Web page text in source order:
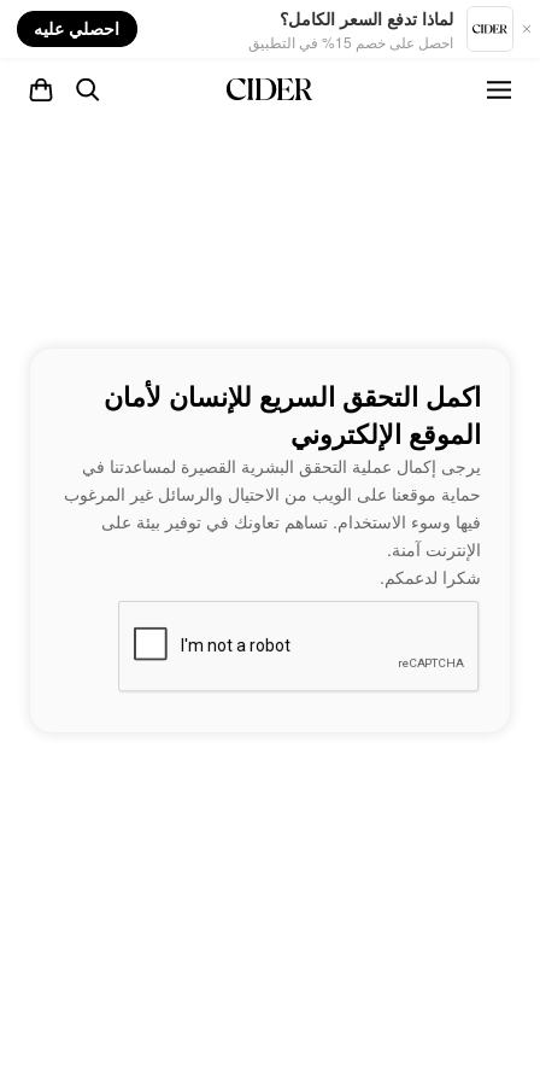
لماذا تدفع السعر الكامل؟
احصل على خصم 15% في التطبيق
احصلي عليه
اكمل التحقق السريع للإنسان لأمان
الموقع الإلكتروني
يرجى إكمال عملية التحقق البشرية القصيرة لمساعدتنا في
حماية موقعنا على الويب من الاحتيال والرسائل غير المرغوب
فيها وسوء الاستخدام. تساهم تعاونك في توفير بيئة على
الإنترنت آمنة.
شكرا لدعمكم.